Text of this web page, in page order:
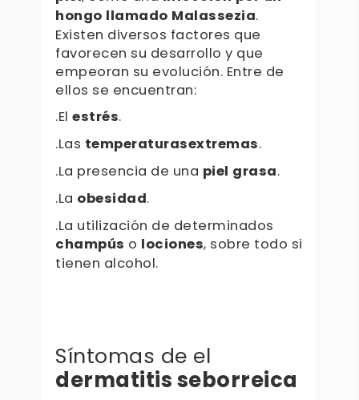
hongo llamado Malassezia.
Existen diversos factores que
favorecen su desarrollo y que
empeoran su evolución. Entre de
ellos se encuentran:
.Elestrés.
.Las temperaturasextremas.
.La presencia de una piel grasa.
.La obesidad.
.La utilización de determinados
champús o lociones, sobre todo si
tienen alcohol.
Síntomas de el
dermatitis seborreica